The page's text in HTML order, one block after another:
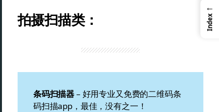
拍摄扫描类：
条码扫描器– 好用专业又免费的二维码条
码扫描app，最佳，没有之一！
←
Index